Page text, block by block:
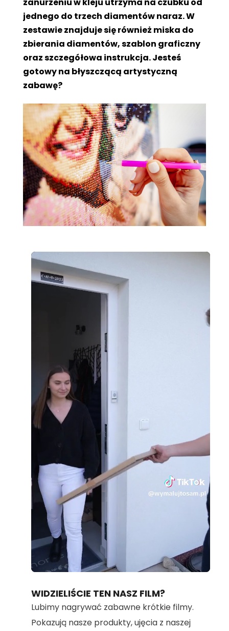
zanurzeniu w kleju utrzyma na czubku od
jednego do trzech diamentów naraz. W
zestawie znajduje się również miska do
zbierania diamentów, szablon graficzny
oraz szczegółowa instrukcja. Jesteś
gotowy na błyszczącą artystyczną
zabawę?
Unmute Loaded
100.00%
WIDZIELIŚCIE TEN NASZ FILM?
Lubimy nagrywać zabawne krótkie filmy.
Pokazują nasze produkty, ujęcia z naszej